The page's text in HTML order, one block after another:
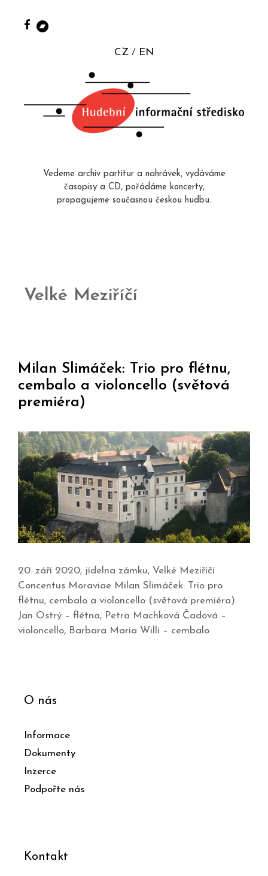
CZ EN
Vedeme archiv partitur a nahrávek, vydáváme
časopisy a CD, pořádáme koncerty,
propagujeme současnou českou hudbu.
Velké Meziříčí
Milan Slimáček: Trio pro flétnu,
cembalo a violoncello (světová
premiéra)
20. září 2020, jídelna zámku, Velké Meziříčí
Concentus Moraviae Milan Slimáček: Trio pro
flétnu, cembalo a violoncello (světová premiéra)
Jan Ostrý – flétna, Petra Machková Čadová –
violoncello, Barbara Maria Willi – cembalo
O nás
Informace
Dokumenty
Inzerce
Podpořte nás
Kontakt